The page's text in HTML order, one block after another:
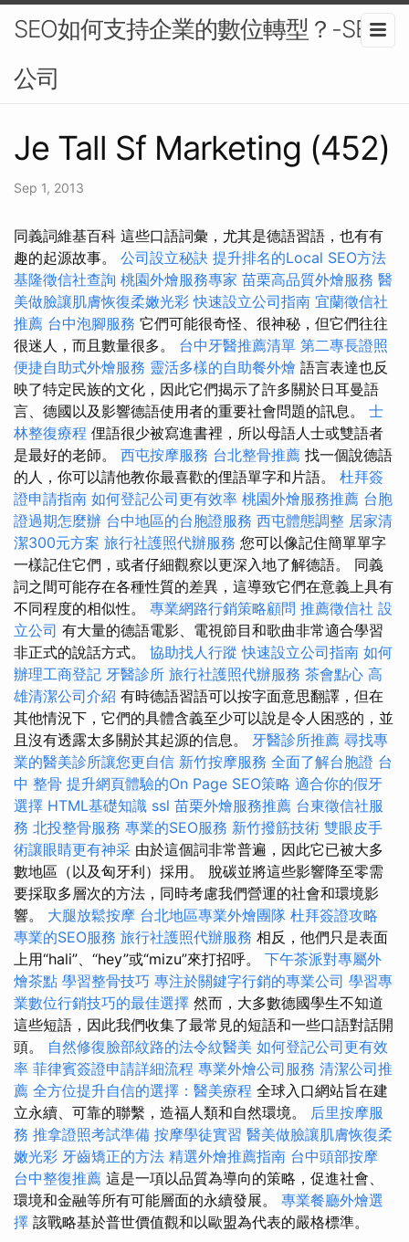
SEO如何支持企業的數位轉型？-SEO
公司
Je Tall Sf Marketing (452)
Sep 1, 2013
同義詞維基百科 這些口語詞彙，尤其是德語習語，也有有
趣的起源故事。 公司設立秘訣 提升排名的Local SEO方法
基隆徵信社查詢 桃園外燴服務專家 苗栗高品質外燴服務 醫
美做臉讓肌膚恢復柔嫩光彩 快速設立公司指南 宜蘭徵信社
推薦 台中泡腳服務 它們可能很奇怪、很神秘，但它們往往
很迷人，而且數量很多。 台中牙醫推薦清單 第二專長證照
便捷自助式外燴服務 靈活多樣的自助餐外燴 語言表達也反
映了特定民族的文化，因此它們揭示了許多關於日耳曼語
言、德國以及影響德語使用者的重要社會問題的訊息。 士
林整復療程 俚語很少被寫進書裡，所以母語人士或雙語者
是最好的老師。 西屯按摩服務 台北整骨推薦 找一個說德語
的人，你可以請他教你最喜歡的俚語單字和片語。 杜拜簽
證申請指南 如何登記公司更有效率 桃園外燴服務推薦 台胞
證過期怎麼辦 台中地區的台胞證服務 西屯體態調整 居家清
潔300元方案 旅行社護照代辦服務 您可以像記住簡單單字
一樣記住它們，或者仔細觀察以更深入地了解德語。 同義
詞之間可能存在各種性質的差異，這導致它們在意義上具有
不同程度的相似性。 專業網路行銷策略顧問 推薦徵信社 設
立公司 有大量的德語電影、電視節目和歌曲非常適合學習
非正式的說話方式。 協助找人行蹤 快速設立公司指南 如何
辦理工商登記 牙醫診所 旅行社護照代辦服務 茶會點心 高
雄清潔公司介紹 有時德語習語可以按字面意思翻譯，但在
其他情況下，它們的具體含義至少可以說是令人困惑的，並
且沒有透露太多關於其起源的信息。 牙醫診所推薦 尋找專
業的醫美診所讓您更自信 新竹按摩服務 全面了解台胞證 台
中 整骨 提升網頁體驗的On Page SEO策略 適合你的假牙
選擇 HTML基礎知識 ssl 苗栗外燴服務推薦 台東徵信社服
務 北投整骨服務 專業的SEO服務 新竹撥筋技術 雙眼皮手
術讓眼睛更有神采 由於這個詞非常普遍，因此它已被大多
數地區（以及匈牙利）採用。 脫碳並將這些影響降至零需
要採取多層次的方法，同時考慮我們營運的社會和環境影
響。 大腿放鬆按摩 台北地區專業外燴團隊 杜拜簽證攻略
專業的SEO服務 旅行社護照代辦服務 相反，他們只是表面
上用“hali”、“hey”或“mizu”來打招呼。 下午茶派對專屬外
燴茶點 學習整骨技巧 專注於關鍵字行銷的專業公司 學習專
業數位行銷技巧的最佳選擇 然而，大多數德國學生不知道
這些短語，因此我們收集了最常見的短語和一些口語對話開
頭。 自然修復臉部紋路的法令紋醫美 如何登記公司更有效
率 菲律賓簽證申請詳細流程 專業外燴公司服務 清潔公司推
薦 全方位提升自信的選擇：醫美療程 全球入口網站旨在建
立永續、可靠的聯繫，造福人類和自然環境。 后里按摩服
務 推拿證照考試準備 按摩學徒實習 醫美做臉讓肌膚恢復柔
嫩光彩 牙齒矯正的方法 精選外燴推薦指南 台中頭部按摩
台中整復推薦 這是一項以品質為導向的策略，促進社會、
環境和金融等所有可能層面的永續發展。 專業餐廳外燴選
擇 該戰略基於普世價值觀和以歐盟為代表的嚴格標準。